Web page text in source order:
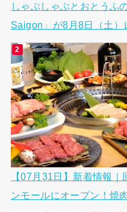
しゃぶしゃぶとおとうふ
Saigon」が8月8日（土）
【07月31日】新着情報
ンモールにオープン！焼